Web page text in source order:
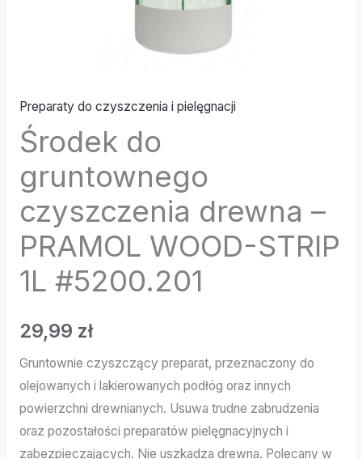
Preparaty do czyszczenia i pielęgnacji
Środek do
gruntownego
czyszczenia drewna –
PRAMOL WOOD-STRIP
1L #5200.201
29,99 zł
Gruntownie czyszczący preparat, przeznaczony do
olejowanych i lakierowanych podłóg oraz innych
powierzchni drewnianych. Usuwa trudne zabrudzenia
oraz pozostałości preparatów pielęgnacyjnych i
zabezpieczających. Nie uszkadza drewna. Polecany w